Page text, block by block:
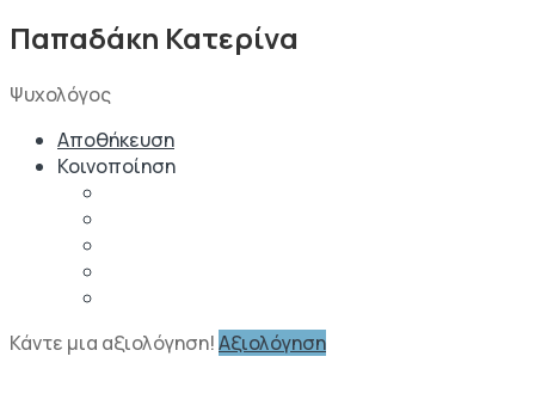
Παπαδάκη Κατερίνα
Ψυχολόγος
Αποθήκευση
Κοινοποίηση
Κάντε μια αξιολόγηση!Αξιολόγηση